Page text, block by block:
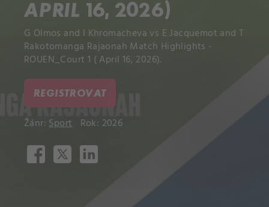
APRIL 16, 2026)
G Olmos and I Khromacheva vs E Jacquemot and T
Rakotomanga Rajaonah Match Highlights -
ROUEN_Court 1 ( April 16, 2026).
REGISTROVAT
Žánr:Sport Rok: 2026